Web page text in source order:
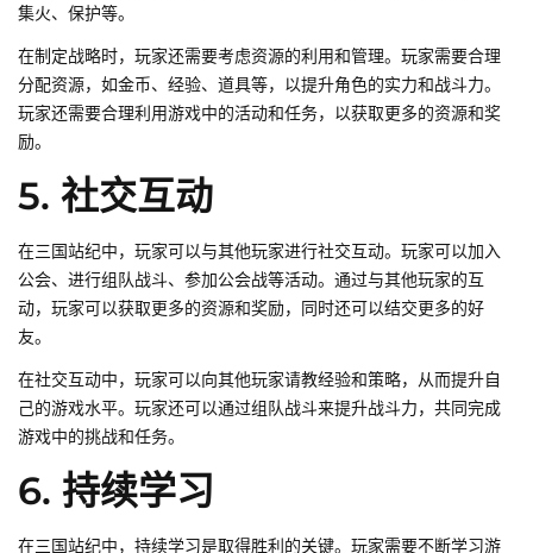
集火、保护等。
在制定战略时，玩家还需要考虑资源的利用和管理。玩家需要合理
分配资源，如金币、经验、道具等，以提升角色的实力和战斗力。
玩家还需要合理利用游戏中的活动和任务，以获取更多的资源和奖
励。
5. 社交互动
在三国站纪中，玩家可以与其他玩家进行社交互动。玩家可以加入
公会、进行组队战斗、参加公会战等活动。通过与其他玩家的互
动，玩家可以获取更多的资源和奖励，同时还可以结交更多的好
友。
在社交互动中，玩家可以向其他玩家请教经验和策略，从而提升自
己的游戏水平。玩家还可以通过组队战斗来提升战斗力，共同完成
游戏中的挑战和任务。
6. 持续学习
在三国站纪中，持续学习是取得胜利的关键。玩家需要不断学习游